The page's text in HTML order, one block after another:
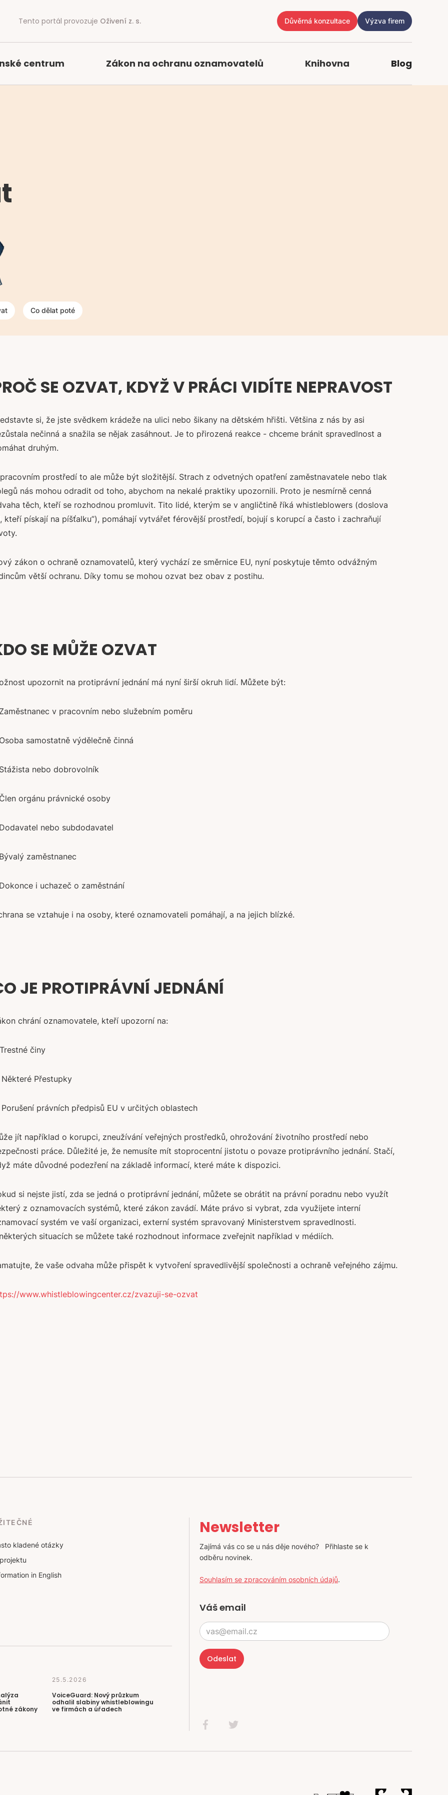
Tento portál provozuje Oživení z. s. Důvěrná konzultace Výzva firem
centrum Zákon na ochranu oznamovatelů Knihovna Blog
Co dělat poté
SE OZVAT, KDYŽ V PRÁCI VIDÍTE NEPRAVOST
si, že jste svědkem krádeže na ulici nebo šikany na dětském hřišti. Většina z nás by asi
nečinná a snažila se nějak zasáhnout. Je to přirozená reakce - chceme bránit spravedlnost a
druhým.
prostředí to ale může být složitější. Strach z odvetných opatření zaměstnavatele nebo tlak
nás mohou odradit od toho, abychom na nekalé praktiky upozornili. Proto je nesmírně cenná
těch, kteří se rozhodnou promluvit. Tito lidé, kterým se v angličtině říká whistleblowers (doslova
kteří pískají na píšťalku”), pomáhají vytvářet férovější prostředí, bojují s korupcí a často i zachraňují
zákon o ochraně oznamovatelů, který vychází ze směrnice EU, nyní poskytuje těmto odvážným
větší ochranu. Díky tomu se mohou ozvat bez obav z postihu.
SE MŮŽE OZVAT
upozornit na protiprávní jednání má nyní širší okruh lidí. Můžete být:
v pracovním nebo služebním poměru
samostatně výdělečně činná
nebo dobrovolník
orgánu právnické osoby
nebo subdodavatel
zaměstnanec
i uchazeč o zaměstnání
se vztahuje i na osoby, které oznamovateli pomáhají, a na jejich blízké.
JE PROTIPRÁVNÍ JEDNÁNÍ
chrání oznamovatele, kteří upozorní na:
činy
Některé Přestupky
Porušení právních předpisů EU v určitých oblastech
jít například o korupci, zneužívání veřejných prostředků, ohrožování životního prostředí nebo
práce. Důležité je, že nemusíte mít stoprocentní jistotu o povaze protiprávního jednání. Stačí,
máte důvodné podezření na základě informací, které máte k dispozici.
si nejste jistí, zda se jedná o protiprávní jednání, můžete se obrátit na právní poradnu nebo využít
z oznamovacích systémů, které zákon zavádí. Máte právo si vybrat, zda využijete interní
systém ve vaší organizaci, externí systém spravovaný Ministerstvem spravedlnosti.
situacích se můžete také rozhodnout informace zveřejnit například v médiích.
že vaše odvaha může přispět k vytvoření spravedlivější společnosti a ochraně veřejného zájmu.
www.whistleblowingcenter.cz/zvazuji-se-ozvat
kladené otázky
in English
zákony
25.5.2026
VoiceGuard: Nový průzkum
odhalil slabiny whistleblowingu
ve firmách a úřadech
Newsletter
Zajímá vás co se u nás děje nového? Přihlaste se k
odběru novinek.
Souhlasím se zpracováním osobních údajů.
Váš email